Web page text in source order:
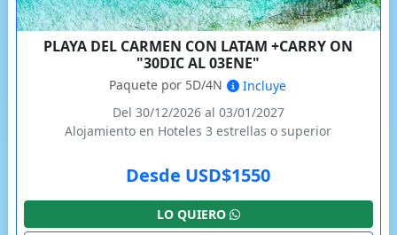
PLAYA DEL CARMEN CON LATAM +CARRY ON
"30DIC AL 03ENE"
Paquete por 5D/4N
Incluye
Del 30/12/2026 al 03/01/2027
Alojamiento en Hoteles 3 estrellas o superior
Desde USD$1550
LO QUIERO